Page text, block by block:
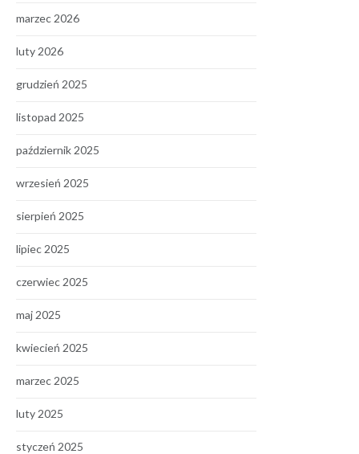
marzec 2026
luty 2026
grudzień 2025
listopad 2025
październik 2025
wrzesień 2025
sierpień 2025
lipiec 2025
czerwiec 2025
maj 2025
kwiecień 2025
marzec 2025
luty 2025
styczeń 2025